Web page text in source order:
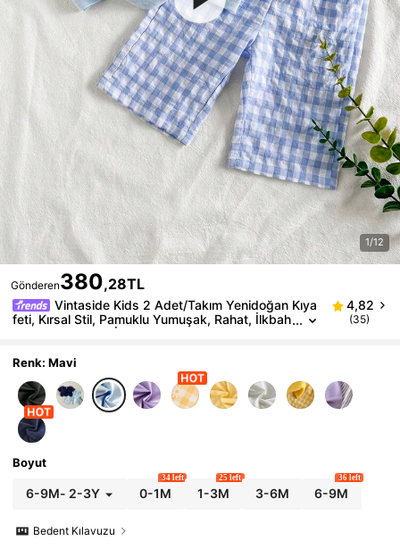
1/12
Gönderen380,28TL
Vintaside Kids 2 Adet/Takım Yenidoğan Kıya
feti, Kırsal Stil, Pamuklu Yumuşak, Rahat, İlkbah
ar, Sonbahar, Kış İçin Uygun, Moda, Sevimli, Ço
4,82
(35)
Renk: Mavi
Boyut
6-9M- 2-3Y 0-1M
34 left
1-3M
25 left
3-6M 6-9M
36 left
Bedent Kılavuzu